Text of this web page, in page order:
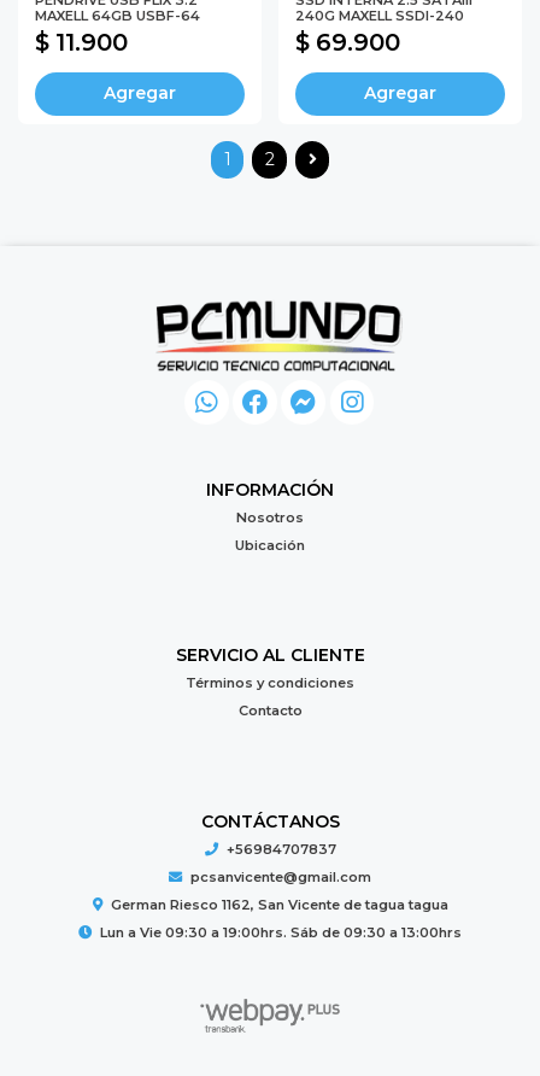
MAXELL 64GB USBF-64
$ 11.900
Agregar
240G MAXELL SSDI-240
$ 69.900
Agregar
1 2
INFORMACIÓN
Nosotros
Ubicación
SERVICIO AL CLIENTE
Términos y condiciones
Contacto
CONTÁCTANOS
+56984707837
pcsanvicente@gmail.com
German Riesco 1162, San Vicente de tagua tagua
Lun a Vie 09:30 a 19:00hrs. Sáb de 09:30 a 13:00hrs